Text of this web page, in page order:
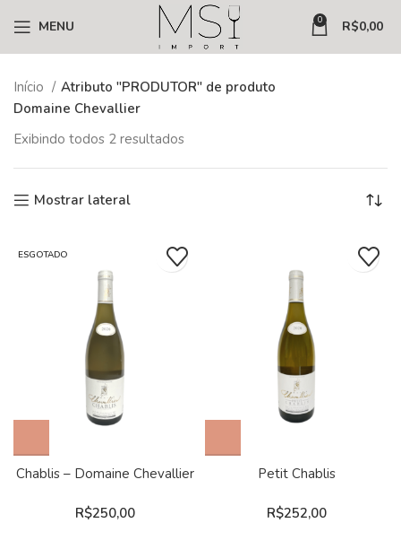
MENU 0 R$0,00
Início
Atributo "PRODUTOR" de produto
Domaine Chevallier
Exibindo todos 2 resultados
Mostrar lateral
ESGOTADO
Chablis – Domaine Chevallier
R$250,00
Petit Chablis
R$252,00